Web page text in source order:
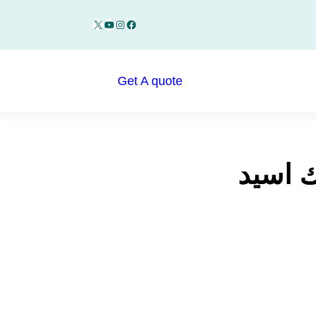
Facebook
Instagram
YouTube
X
Get A quote
اسيد